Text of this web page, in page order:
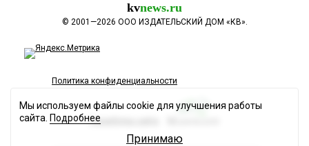
kvnews.ru
© 2001—2026 ООО ИЗДАТЕЛЬСКИЙ ДОМ «КВ».
Политика конфиденциальности
Разработка сайта
Мы используем файлы cookie для улучшения работы
сайта. Подробнее
Принимаю